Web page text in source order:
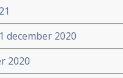
december 2020
2020